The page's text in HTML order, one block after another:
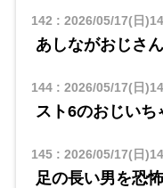
142 : 2026/05/17(日
あしながおじさん
144: 2026/05/17(日
スト6のおじい
145: 2026/05/17(日
足の長い男を恐